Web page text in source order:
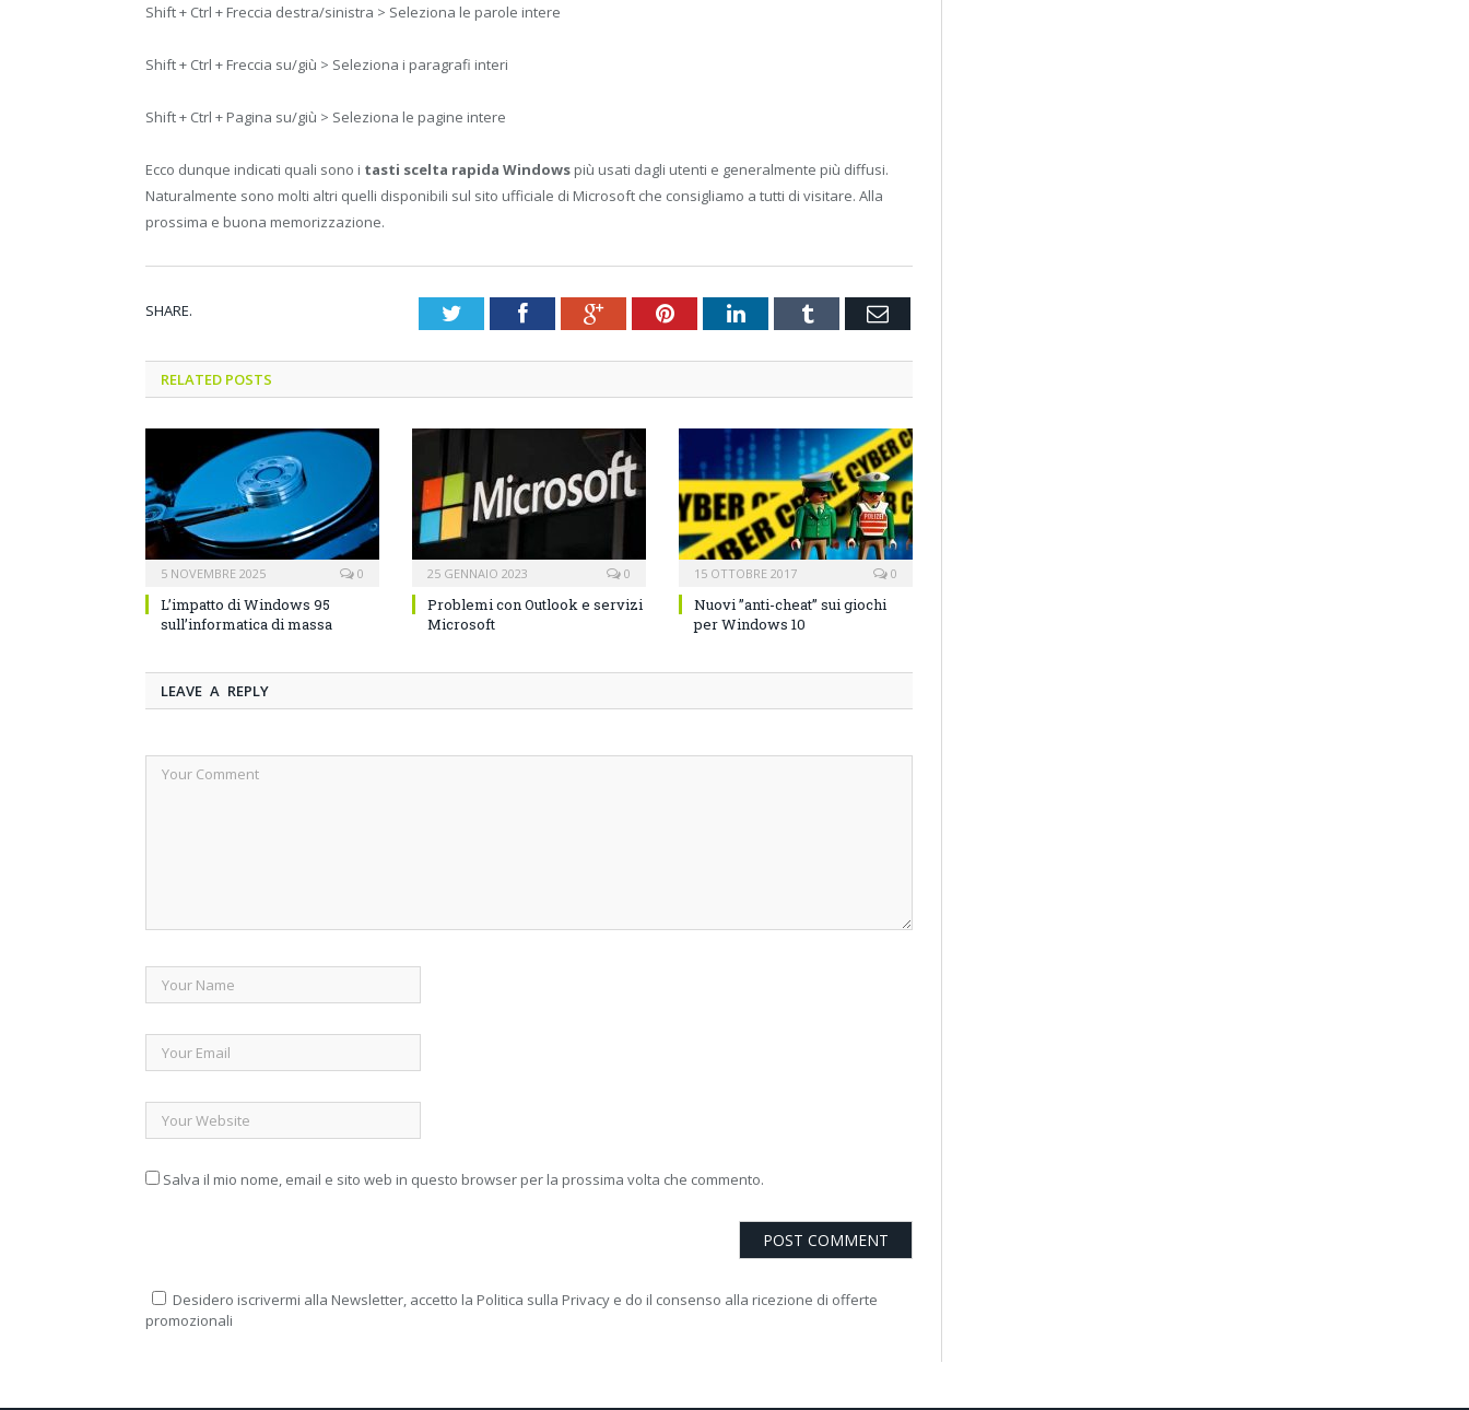
Shift + Ctrl + Freccia destra/sinistra > Seleziona le parole intere
Shift + Ctrl + Freccia su/giù > Seleziona i paragrafi interi
Shift + Ctrl + Pagina su/giù > Seleziona le pagine intere
Ecco dunque indicati quali sono i tasti scelta rapida Windows più usati dagli utenti e generalmente più diffusi.
Naturalmente sono molti altri quelli disponibili sul sito ufficiale di Microsoft che consigliamo a tutti di visitare. Alla
prossima e buona memorizzazione.
SHARE. TwitterFacebookGoogle+PinterestLinkedInTumblr Email
RELATED POSTS
5 NOVEMBRE 2025 0
L’impatto di Windows 95
sull’informatica di massa
25 GENNAIO 2023 0
Problemi con Outlook e servizi
Microsoft
15 OTTOBRE 2017 0
Nuovi ”anti-cheat” sui giochi
per Windows 10
LEAVE A REPLY
Salva il mio nome, email e sito web in questo browser per la prossima volta che commento.
Desidero iscrivermi alla Newsletter, accetto la Politica sulla Privacy e do il consenso alla ricezione di offerte
promozionali